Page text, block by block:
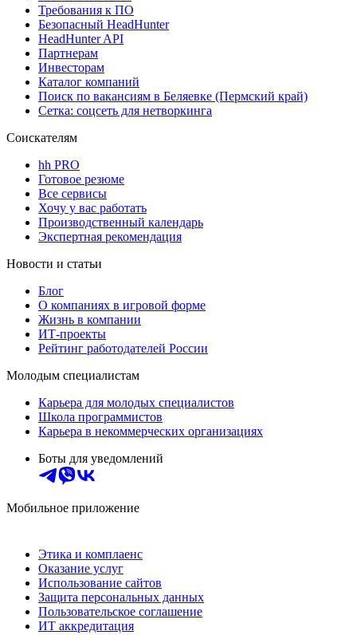
Требования к ПО
Безопасный HeadHunter
HeadHunter API
Партнерам
Инвесторам
Каталог компаний
Поиск по вакансиям в Беляевке (Пермский край)
Сетка: соцсеть для нетворкинга
Соискателям
hh PRO
Готовое резюме
Все сервисы
Хочу у вас работать
Производственный календарь
Экспертная рекомендация
Новости и статьи
Блог
О компаниях в игровой форме
Жизнь в компании
ИТ-проекты
Рейтинг работодателей России
Молодым специалистам
Карьера для молодых специалистов
Школа программистов
Карьера в некоммерческих организациях
Боты для уведомлений
Мобильное приложение
Этика и комплаенс
Оказание услуг
Использование сайтов
Защита персональных данных
Пользовательское соглашение
ИТ аккредитация